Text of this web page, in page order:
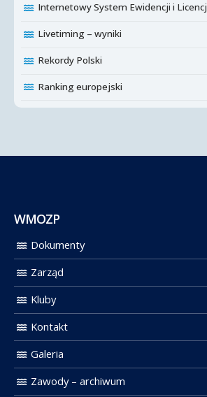
Internetowy System Ewidencji i
Livetiming – wyniki
Rekordy Polski
Ranking europejski
WMOZP
Dokumenty
Zarząd
Kluby
Kontakt
Galeria
Zawody – archiwum